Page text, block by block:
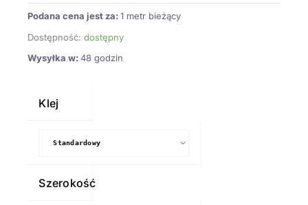
Podana cena jest za: 1 metr bieżący
Dostępność: dostępny
Wysyłka w: 48 godzin
Klej
Szerokość
STRUKTURALNA